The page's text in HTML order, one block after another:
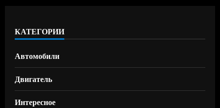
КАТЕГОРИИ
Автомобили
Двигатель
Интересное